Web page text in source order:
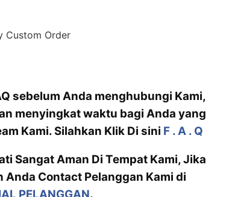
Custom Order
sebelum Anda menghubungi Kami,
menyingkat waktu bagi Anda yang
Kami. Silahkan Klik Di sini F . A . Q
Sangat Aman Di Tempat Kami, Jika
Anda Contact Pelanggan Kami di